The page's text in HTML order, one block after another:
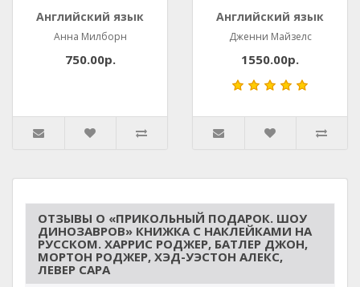
Английский язык
Анна Милборн
750.00р.
Английский язык
Дженни Майзелс
1550.00р.
ОТЗЫВЫ О «ПРИКОЛЬНЫЙ ПОДАРОК. ШОУ
ДИНОЗАВРОВ» КНИЖКА С НАКЛЕЙКАМИ НА
РУССКОМ. ХАРРИС РОДЖЕР, БАТЛЕР ДЖОН,
МОРТОН РОДЖЕР, ХЭД-УЭСТОН АЛЕКС,
ЛЕВЕР САРА